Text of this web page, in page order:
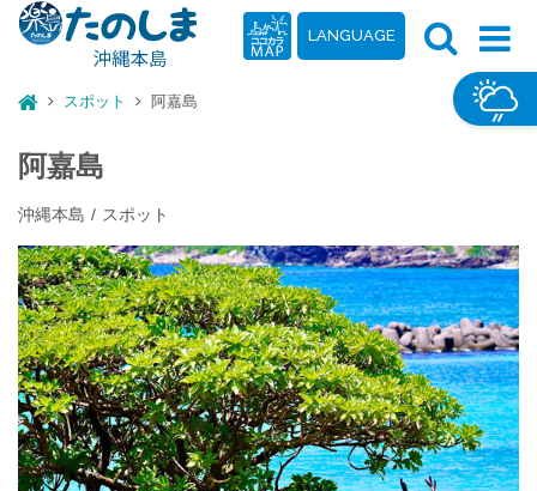
LANGUAGE
スポット 阿嘉島
阿嘉島
沖縄本島 スポット